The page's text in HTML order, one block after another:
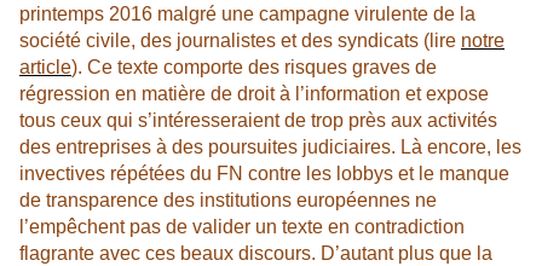
printemps 2016 malgré une campagne virulente de la
société civile, des journalistes et des syndicats (lire notre
article). Ce texte comporte des risques graves de
régression en matière de droit à l’information et expose
tous ceux qui s’intéresseraient de trop près aux activités
des entreprises à des poursuites judiciaires. Là encore, les
invectives répétées du FN contre les lobbys et le manque
de transparence des institutions européennes ne
l’empêchent pas de valider un texte en contradiction
flagrante avec ces beaux discours. D’autant plus que la